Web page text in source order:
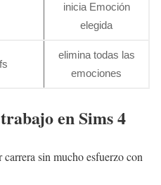
inicia Emoción
elegida
elimina todas las
emociones
en Sims 4
carrera sin mucho esfuerzo con